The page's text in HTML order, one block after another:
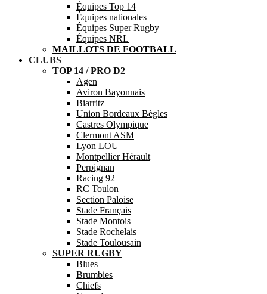
Équipes Top 14
Équipes nationales
Équipes Super Rugby
Équipes NRL
MAILLOTS DE FOOTBALL
CLUBS
TOP 14 / PRO D2
Agen
Aviron Bayonnais
Biarritz
Union Bordeaux Bègles
Castres Olympique
Clermont ASM
Lyon LOU
Montpellier Hérault
Perpignan
Racing 92
RC Toulon
Section Paloise
Stade Français
Stade Montois
Stade Rochelais
Stade Toulousain
SUPER RUGBY
Blues
Brumbies
Chiefs